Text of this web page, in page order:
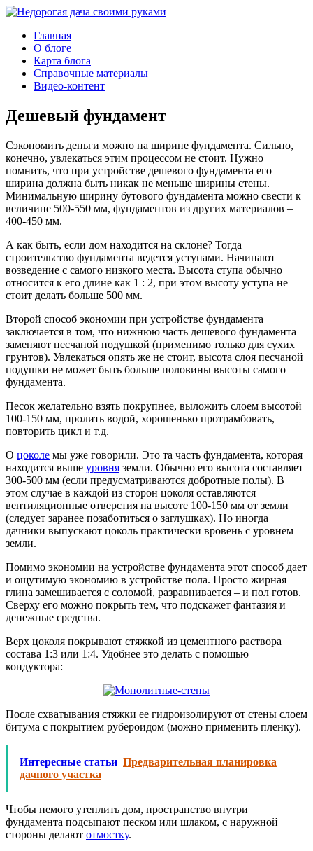
Главная
О блоге
Карта блога
Справочные материалы
Видео-контент
Дешевый фундамент
Сэкономить деньги можно на ширине фундамента. Сильно,
конечно, увлекаться этим процессом не стоит. Нужно
помнить, что при устройстве дешевого фундамента его
ширина должна быть никак не меньше ширины стены.
Минимальную ширину бутового фундамента можно свести к
величине 500-550 мм, фундаментов из других материалов –
400-450 мм.
А как быть, если дом находится на склоне? Тогда
строительство фундамента ведется уступами. Начинают
возведение с самого низкого места. Высота ступа обычно
относится к его длине как 1 : 2, при этом высоту уступа не
стоит делать больше 500 мм.
Второй способ экономии при устройстве фундамента
заключается в том, что нижнюю часть дешевого фундамента
заменяют песчаной подушкой (применимо только для сухих
грунтов). Увлекаться опять же не стоит, высота слоя песчаной
подушки не может быть больше половины высоты самого
фундамента.
Песок желательно взять покрупнее, выложить слоем высотой
100-150 мм, пролить водой, хорошенько протрамбовать,
повторить цикл и т.д.
О цоколе мы уже говорили. Это та часть фундамента, которая
находится выше уровня земли. Обычно его высота составляет
300-500 мм (если предусматриваются добротные полы). В
этом случае в каждой из сторон цоколя оставляются
вентиляционные отверстия на высоте 100-150 мм от земли
(следует заранее позаботиться о заглушках). Но иногда
дачники выпускают цоколь практически вровень с уровнем
земли.
Помимо экономии на устройстве фундамента этот способ дает
и ощутимую экономию в устройстве пола. Просто жирная
глина замешивается с соломой, разравнивается – и пол готов.
Сверху его можно покрыть тем, что подскажет фантазия и
денежные средства.
Верх цоколя покрывают стяжкой из цементного раствора
состава 1:3 или 1:4. Удобнее это делать с помощью
кондуктора:
После схватывания стяжки ее гидроизолируют от стены слоем
битума с покрытием рубероидом (можно применить пленку).
Интересные статьи Предварительная планировка
дачного участка
Чтобы немого утеплить дом, пространство внутри
фундамента подсыпают песком или шлаком, с наружной
стороны делают отмостку.